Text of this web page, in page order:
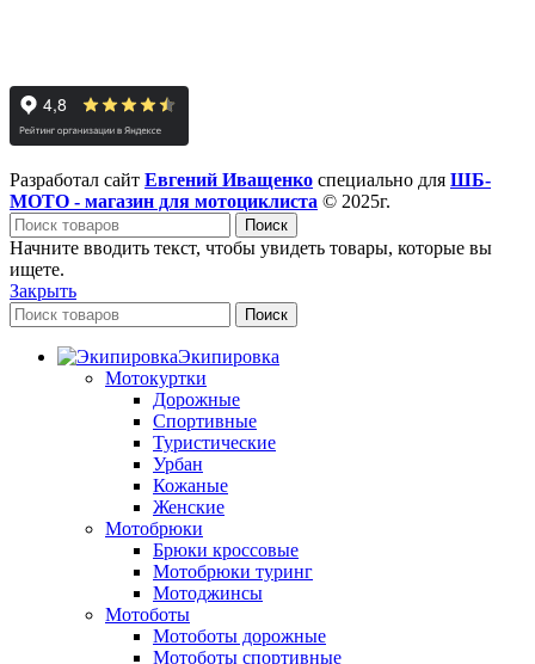
Разработал сайт Евгений Иващенко специально для ШБ-
МОТО - магазин для мотоциклиста © 2025г.
Поиск
Начните вводить текст, чтобы увидеть товары, которые вы
ищете.
Закрыть
Поиск
Экипировка
Мотокуртки
Дорожные
Спортивные
Туристические
Урбан
Кожаные
Женские
Мотобрюки
Брюки кроссовые
Мотобрюки туринг
Мотоджинсы
Мотоботы
Мотоботы дорожные
Мотоботы спортивные